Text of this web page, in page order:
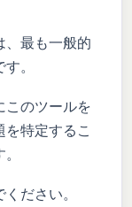
、最も一般的
。
このツールを
特定するこ
ださい。